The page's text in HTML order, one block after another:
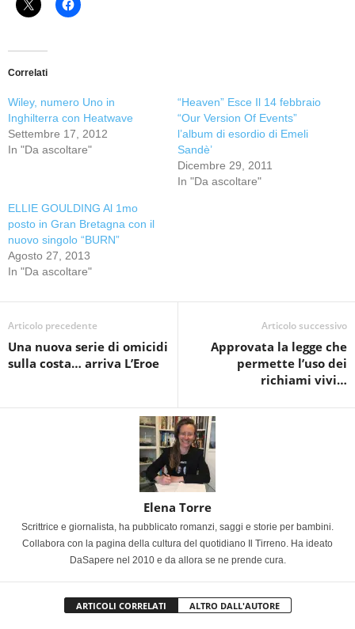
Correlati
Wiley, numero Uno in
Inghilterra con Heatwave
Settembre 17, 2012
In "Da ascoltare"
“Heaven” Esce Il 14 febbraio
“Our Version Of Events”
l’album di esordio di Emeli
Sandè’
Dicembre 29, 2011
In "Da ascoltare"
ELLIE GOULDING Al 1mo
posto in Gran Bretagna con il
nuovo singolo “BURN”
Agosto 27, 2013
In "Da ascoltare"
Articolo precedente
Una nuova serie di omicidi
sulla costa… arriva L’Eroe
Articolo successivo
Approvata la legge che
permette l’uso dei
richiami vivi…
Elena Torre
Scrittrice e giornalista, ha pubblicato romanzi, saggi e storie per bambini.
Collabora con la pagina della cultura del quotidiano Il Tirreno. Ha ideato
DaSapere nel 2010 e da allora se ne prende cura.
ARTICOLI CORRELATI ALTRO DALL'AUTORE